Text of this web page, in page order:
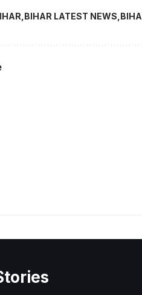
BIHAR LATEST NEWS